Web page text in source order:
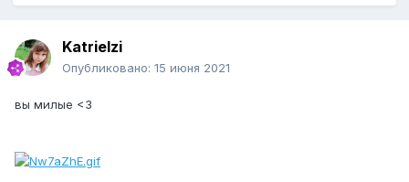
Katrielzi
Опубликовано: 15 июня 2021
вы милые <3